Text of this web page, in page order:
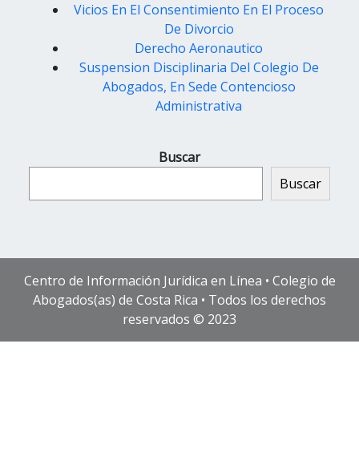
Vicios En El Consentimiento En El Proceso
De Divorcio
Derecho Aeronautico
Suspension Disciplinaria Del Colegio De
Abogados, En Sede Contencioso
Administrativa
Buscar
Buscar
Centro de Información Jurídica en Línea • Colegio de
Abogados(as) de Costa Rica • Todos los derechos
reservados © 2023